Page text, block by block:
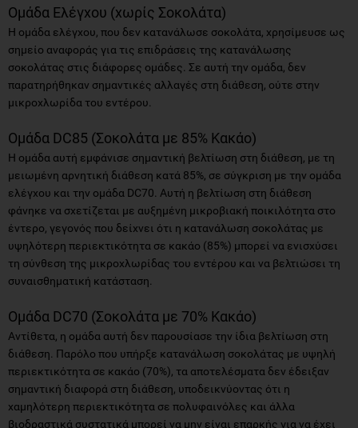
Ομάδα Ελέγχου (χωρίς Σοκολάτα)
Η ομάδα ελέγχου, που δεν κατανάλωσε σοκολάτα, χρησίμευσε ως
σημείο αναφοράς για τις επιδράσεις της κατανάλωσης
σοκολάτας στις διάφορες ομάδες. Σε αυτή την ομάδα, δεν
παρατηρήθηκαν σημαντικές αλλαγές στη διάθεση, ούτε στην
μικροχλωρίδα του εντέρου.
Ομάδα DC85 (Σοκολάτα με 85% Κακάο)
Η ομάδα αυτή εμφάνισε σημαντική βελτίωση στη διάθεση, με τη
μειωμένη αρνητική διάθεση κατά 85%, σε σύγκριση με την ομάδα
ελέγχου και την ομάδα DC70. Αυτή η βελτίωση στη διάθεση
φάνηκε να σχετίζεται με αυξημένη μικροβιακή ποικιλότητα στο
έντερο, γεγονός που δείχνει ότι η κατανάλωση σοκολάτας με
υψηλότερη περιεκτικότητα σε κακάο (85%) μπορεί να ενισχύσει
τη σύνθεση της μικροχλωρίδας του εντέρου και να βελτιώσει τη
συναισθηματική κατάσταση.
Ομάδα DC70 (Σοκολάτα με 70% Κακάο)
Αντίθετα, η ομάδα αυτή δεν παρουσίασε την ίδια βελτίωση στη
διάθεση. Παρόλο που υπήρξε κατανάλωση σοκολάτας με υψηλή
περιεκτικότητα σε κακάο (70%), τα αποτελέσματα δεν έδειξαν
σημαντική διαφορά στη διάθεση, υποδεικνύοντας ότι η
χαμηλότερη περιεκτικότητα σε πολυφαινόλες και άλλα
βιοδραστικά συστατικά μπορεί να μην είναι επαρκής για να έχει